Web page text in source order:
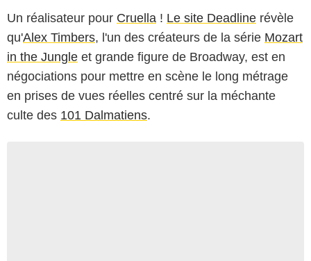
Un réalisateur pour Cruella ! Le site Deadline révèle
qu'Alex Timbers, l'un des créateurs de la série Mozart
in the Jungle et grande figure de Broadway, est en
négociations pour mettre en scène le long métrage
en prises de vues réelles centré sur la méchante
culte des 101 Dalmatiens.